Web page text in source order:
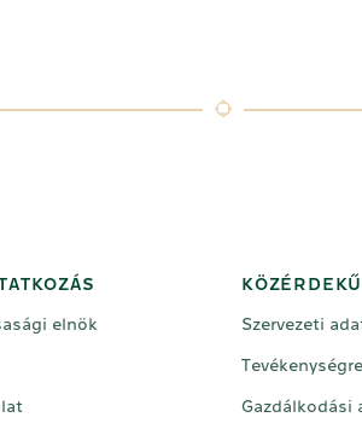
elnök Szervezeti
Gazdálkodási